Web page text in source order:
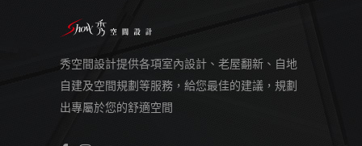
秀空間設計提供各項室內設計、老屋翻新、自地
自建及空間規劃等服務，給您最佳的建議，規劃
出專屬於您的舒適空間